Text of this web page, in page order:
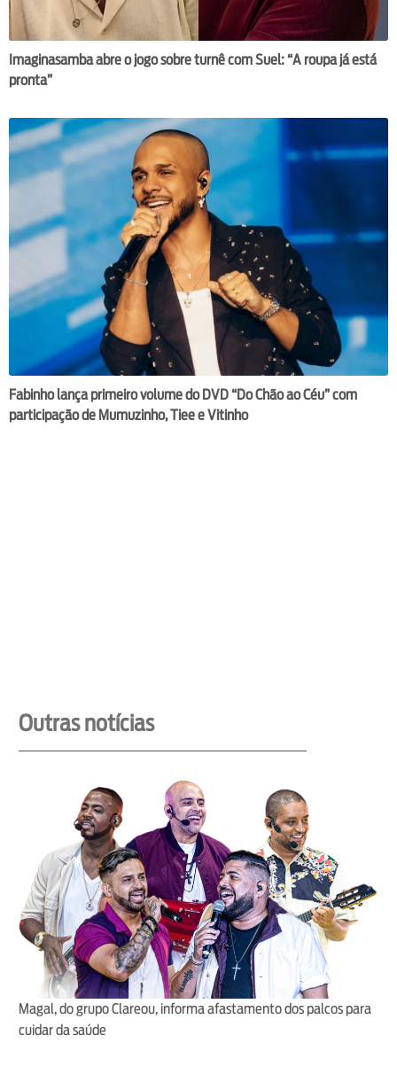
Imaginasamba abre o jogo sobre turnê com Suel: “A roupa já está
pronta”
Fabinho lança primeiro volume do DVD “Do Chão ao Céu” com
participação de Mumuzinho, Tiee e Vitinho
Outras notícias
Magal, do grupo Clareou, informa afastamento dos palcos para
cuidar da saúde